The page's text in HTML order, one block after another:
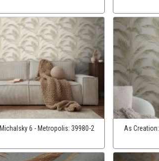
Michalsky 6 - Metropolis: 39980-2 As Creation: